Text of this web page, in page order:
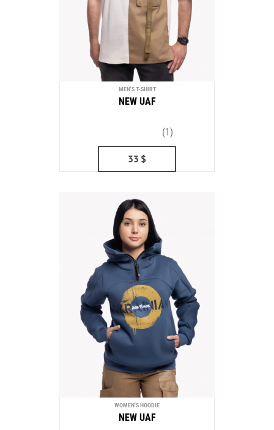
MEN'S T-SHIRT
NEW UAF
(1)
33 $
WOMEN'S HOODIE
NEW UAF